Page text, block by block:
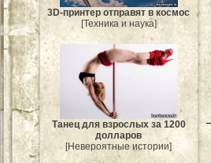
3D-принтер отправят в космос
[Техника и наука]
Танец для взрослых за 1200
долларов
[Невероятные истории]